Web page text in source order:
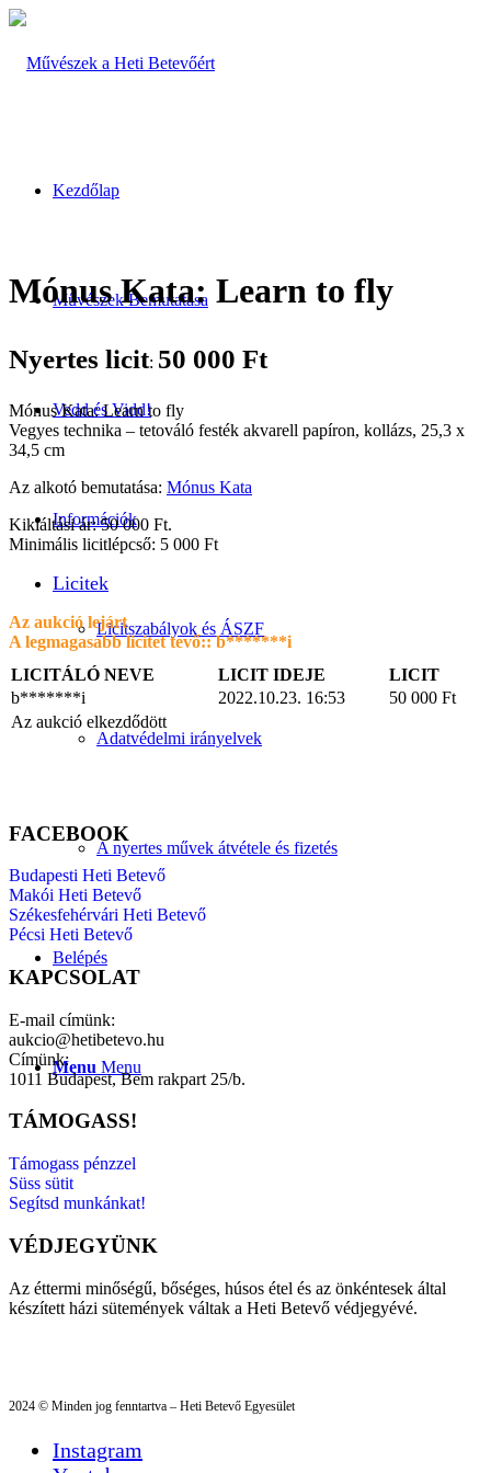
Kezdőlap
Művészek Bemutatása
Vedd és Vidd!
Információk
Licitszabályok és ÁSZF
Adatvédelmi irányelvek
A nyertes művek átvétele és fizetés
Belépés
Menu Menu
Mónus Kata: Learn to fly
Nyertes licit: 50 000 Ft
Mónus Kata: Learn to fly
Vegyes technika – tetováló festék akvarell papíron, kollázs, 25,3 x
34,5 cm
Az alkotó bemutatása: Mónus Kata
Kikiáltási ár: 50 000 Ft.
Minimális licitlépcső: 5 000 Ft
Licitek
Az aukció lejárt
A legmagasabb licitet tevő::b*******i
LICITÁLÓ NEVE
LICIT IDEJE
LICIT
b*******i
2022.10.23. 16:53 50 000 Ft
Az aukció elkezdődött
FACEBOOK
Budapesti Heti Betevő
Makói Heti Betevő
Székesfehérvári Heti Betevő
Pécsi Heti Betevő
KAPCSOLAT
E-mail címünk:
aukcio@hetibetevo.hu
Címünk:
1011 Budapest, Bem rakpart 25/b.
TÁMOGASS!
Támogass pénzzel
Süss sütit
Segítsd munkánkat!
VÉDJEGYÜNK
Az éttermi minőségű, bőséges, húsos étel és az önkéntesek által
készített házi sütemények váltak a Heti Betevő védjegyévé.
2024 © Minden jog fenntartva – Heti Betevő Egyesület
Instagram